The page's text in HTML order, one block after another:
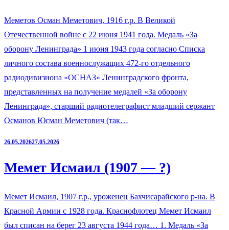
Меметов Осман Меметович, 1916 г.р. В Великой
Отечественной войне с 22 июня 1941 года. Медаль «За
оборону Ленинграда» 1 июня 1943 года согласно Списка
личного состава военнослужащих 472-го отдельного
радиодивизиона «ОСНАЗ» Ленинградского фронта,
представленных на получение медалей «За оборону
Ленинграда», старший радиотелеграфист младший сержант
Османов Юсман Меметович (так…
26.05.202627.05.2026
Мемет Исмаил (1907 — ?)
Мемет Исмаил, 1907 г.р., уроженец Бахчисарайского р-на. В
Красной Армии с 1928 года. Краснофлотец Мемет Исмаил
был списан на берег 23 августа 1944 года… 1. Медаль «За